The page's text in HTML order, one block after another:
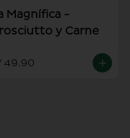
Magnífica -
y Carne
49.90